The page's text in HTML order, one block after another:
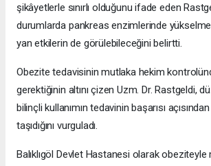
şikâyetlerle sınırlı olduğunu ifade eden
durumlarda pankreas enzimlerinde
yan etkilerin de görülebileceğini belirtti.
Obezite tedavisinin mutlaka hekim
gerektiğinin altını çizen Uzm. Dr. Rastgeldi,
bilinçli kullanımın tedavinin başarısı
taşıdığını vurguladı.
Balıklıgöl Devlet Hastanesi olarak obeziteyle